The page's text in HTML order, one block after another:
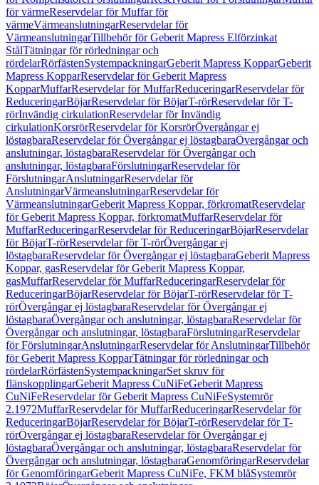
för värmeReservdelar för Muffar för
värmeVärmeanslutningarReservdelar för
VärmeanslutningarTillbehör för Geberit Mapress Elförzinkat
StålTätningar för rörledningar och
rördelarRörfästenSystempackningarGeberit Mapress KopparGeberit
Mapress KopparReservdelar för Geberit Mapress
KopparMuffarReservdelar för MuffarReduceringarReservdelar för
ReduceringarBöjarReservdelar för BöjarT-rörReservdelar för T-
rörInvändig cirkulationReservdelar för Invändig
cirkulationKorsrörReservdelar för KorsrörÖvergångar ej
löstagbaraReservdelar för Övergångar ej löstagbaraÖvergångar och
anslutningar, löstagbaraReservdelar för Övergångar och
anslutningar, löstagbaraFörslutningarReservdelar för
FörslutningarAnslutningarReservdelar för
AnslutningarVärmeanslutningarReservdelar för
VärmeanslutningarGeberit Mapress Koppar, förkromatReservdelar
för Geberit Mapress Koppar, förkromatMuffarReservdelar för
MuffarReduceringarReservdelar för ReduceringarBöjarReservdelar
för BöjarT-rörReservdelar för T-rörÖvergångar ej
löstagbaraReservdelar för Övergångar ej löstagbaraGeberit Mapress
Koppar, gasReservdelar för Geberit Mapress Koppar,
gasMuffarReservdelar för MuffarReduceringarReservdelar för
ReduceringarBöjarReservdelar för BöjarT-rörReservdelar för T-
rörÖvergångar ej löstagbaraReservdelar för Övergångar ej
löstagbaraÖvergångar och anslutningar, löstagbaraReservdelar för
Övergångar och anslutningar, löstagbaraFörslutningarReservdelar
för FörslutningarAnslutningarReservdelar för AnslutningarTillbehör
för Geberit Mapress KopparTätningar för rörledningar och
rördelarRörfästenSystempackningarSet skruv för
flänskopplingarGeberit Mapress CuNiFeGeberit Mapress
CuNiFeReservdelar för Geberit Mapress CuNiFeSystemrör
2.1972MuffarReservdelar för MuffarReduceringarReservdelar för
ReduceringarBöjarReservdelar för BöjarT-rörReservdelar för T-
rörÖvergångar ej löstagbaraReservdelar för Övergångar ej
löstagbaraÖvergångar och anslutningar, löstagbaraReservdelar för
Övergångar och anslutningar, löstagbaraGenomföringarReservdelar
för GenomföringarGeberit Mapress CuNiFe, FKM blåSystemrör